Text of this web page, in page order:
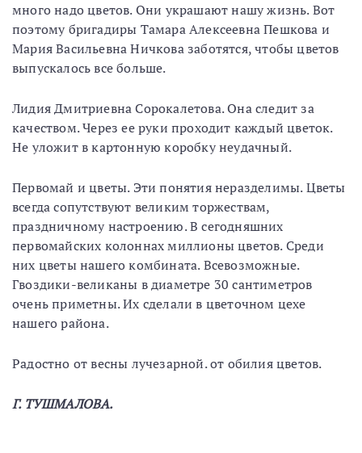
много надо цветов. Они украшают нашу жизнь. Вот
поэтому бригадиры Тамара Алексеевна Пешкова и
Мария Васильевна Ничкова заботятся, чтобы цветов
выпускалось все больше.
Лидия Дмитриевна Сорокалетова. Она следит за
качеством. Через ее руки проходит каждый цветок.
Не уложит в картонную коробку неудачный.
Первомай и цветы. Эти понятия неразделимы. Цветы
всегда сопутствуют великим торжествам,
праздничному настроению. В сегодняшних
первомайских колоннах миллионы цветов. Среди
них цветы нашего комбината. Всевозможные.
Гвоздики-великаны в диаметре 30 сантиметров
очень приметны. Их сделали в цветочном цехе
нашего района.
Радостно от весны лучезарной. от обилия цветов.
Г. ТУШМАЛОВА.